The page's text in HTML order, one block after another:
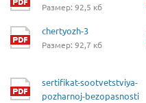
Размер: 92,5 кб
chertyozh-3
Размер: 92,7 кб
sertifikat-sootvetstviya-
pozharnoj-bezopasnosti